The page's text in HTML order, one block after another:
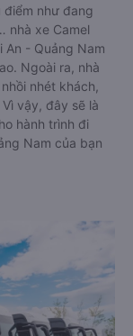
điểm như đang
nhà xe Camel
An - Quảng Nam
Ngoài ra, nhà
nhét khách,
vậy, đây sẽ là
hành trình đi
Nam của bạn